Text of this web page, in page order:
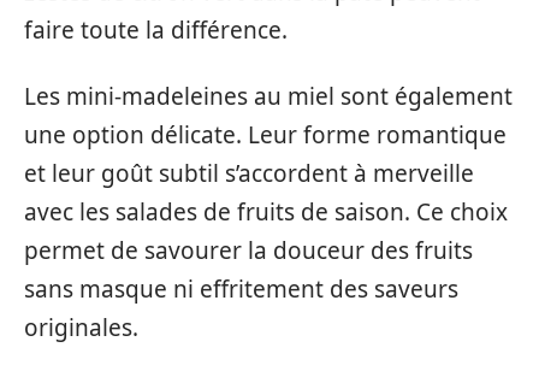
faire toute la différence.
Les mini-madeleines au miel sont également
une option délicate. Leur forme romantique
et leur goût subtil s’accordent à merveille
avec les salades de fruits de saison. Ce choix
permet de savourer la douceur des fruits
sans masque ni effritement des saveurs
originales.